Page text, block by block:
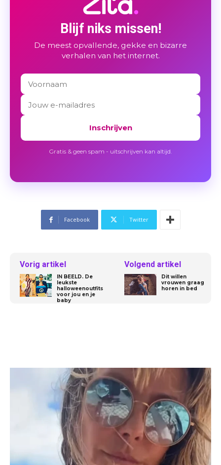
Blijf niks missen!
De meest opvallende, gekke en bizarre
verhalen van het internet.
Inschrijven
Gratis & geen spam - uitschrijven kan altijd.
Facebook Twitter
Vorig artikel
IN BEELD. De
leukste
halloweenoutfits
voor jou en je
baby
Volgend artikel
Dit willen
vrouwen graag
horen in bed